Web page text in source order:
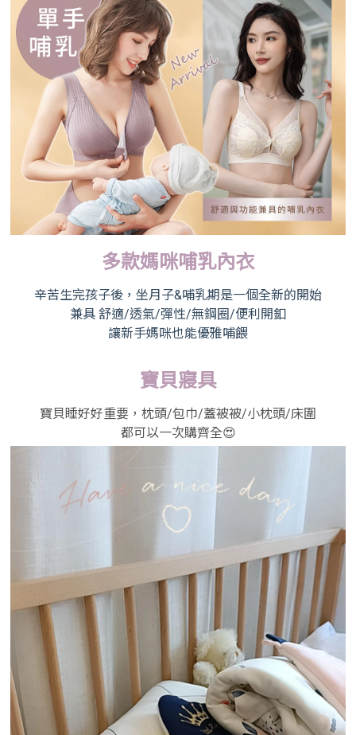
多款媽咪哺乳內衣
辛苦生完孩子後，坐月子&哺乳期是一個全新的開始
兼具 舒適/透氣/彈性/無鋼圈/便利開釦
讓新手媽咪也能優雅哺餵
寶貝寢具
寶貝睡好好重要，枕頭/包巾/蓋被被/小枕頭/床圍
都可以一次購齊全😍